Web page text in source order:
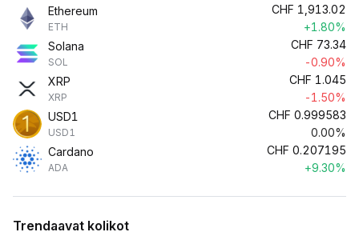
Ethereum
ETH
CHF 1,913.02
+1.80%
Solana
SOL
CHF 73.34
-0.90%
XRP
XRP
CHF 1.045
-1.50%
USD1
USD1
CHF 0.999583
0.00%
Cardano
ADA
CHF 0.207195
+9.30%
Trendaavat kolikot